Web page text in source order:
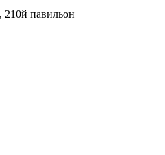
210й павильон